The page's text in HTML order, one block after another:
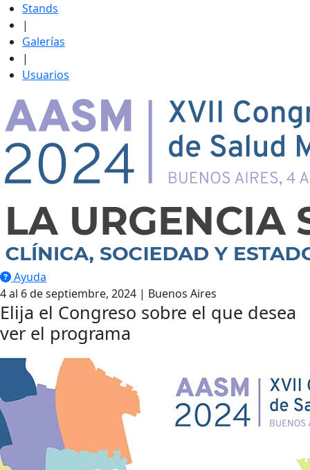
Stands
|
Galerías
|
Usuarios
Ayuda
4 al 6 de septiembre, 2024 | Buenos Aires
Elija el Congreso sobre el que desea
ver el programa